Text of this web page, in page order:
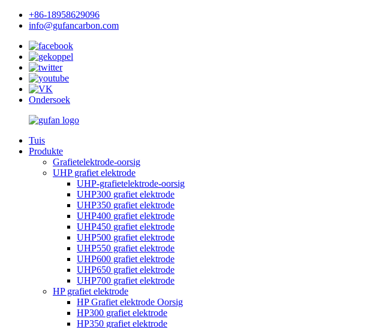
+86-18958629096
info@gufancarbon.com
Ondersoek
Tuis
Produkte
Grafietelektrode-oorsig
UHP grafiet elektrode
UHP-grafietelektrode-oorsig
UHP300 grafiet elektrode
UHP350 grafiet elektrode
UHP400 grafiet elektrode
UHP450 grafiet elektrode
UHP500 grafiet elektrode
UHP550 grafiet elektrode
UHP600 grafiet elektrode
UHP650 grafiet elektrode
UHP700 grafiet elektrode
HP grafiet elektrode
HP Grafiet elektrode Oorsig
HP300 grafiet elektrode
HP350 grafiet elektrode